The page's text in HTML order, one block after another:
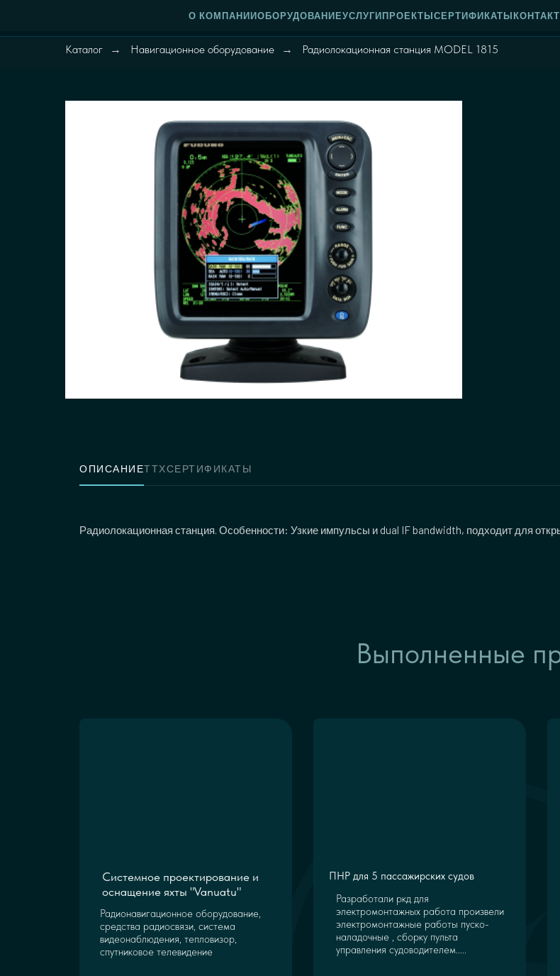
О КОМПАНИИОБОРУДОВАНИЕУСЛУГИПРОЕКТЫСЕРТИФИКАТЫ
Каталог → Навигационное оборудование → Радиолокационная станция MODEL 1815
ОПИСАНИЕТТХСЕРТИФИКАТЫ
Радиолокационная станция. Особенности: Узкие импульсы и dual IF bandwidth, подходит для
Разработали ркд для
электромонтажных работа произвели
электромонтажные работы пуско-
наладочные , сборку пульта
управления судоводителем.....
ПНР для 5 пассажирских судов
Радионавигационное оборудование,
средства радиосвязи, система
видеонаблюдения, тепловизор,
спутниковое телевидение
Системное проектирование и
оснащение яхты "Vanuatu"
Выполненные